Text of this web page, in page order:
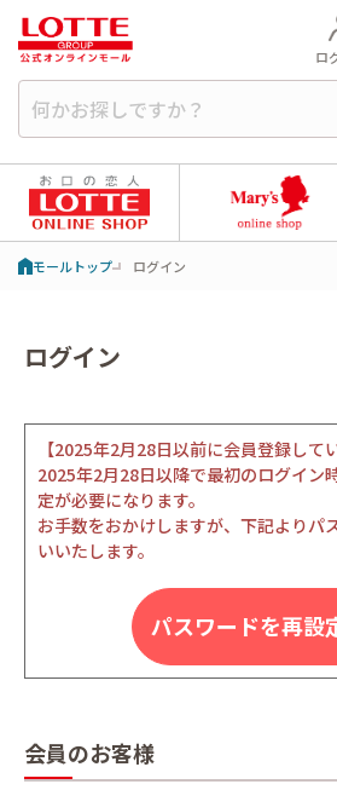
ロ
モールトップ ログイン
ログイン
【2025年2月28日以前に会員登録して
2025年2月28日以降で最初のログイン
定が必要になります。
お手数をおかけしますが、下記よりパ
いいたします。
パスワードを再設
会員のお客様